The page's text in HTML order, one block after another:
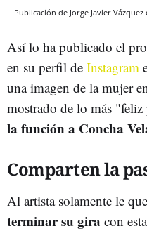
Publicación de Jorge Javier
Así lo ha publicado el
en su perfil de Instagram
una imagen de la mujer
mostrado de lo más
la función a Concha
Comparten la
Al artista solamente le
terminar su gira con